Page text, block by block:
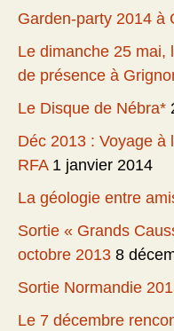
Garden-party 2014 à
Le dimanche 25 mai,
de présence à
Le Disque de Nébra*
Déc 2013 : Voyage à
RFA 1 janvier 2014
La géologie entre
Sortie « Grands
octobre 2013 8
Sortie Normandie
Le 7 décembre